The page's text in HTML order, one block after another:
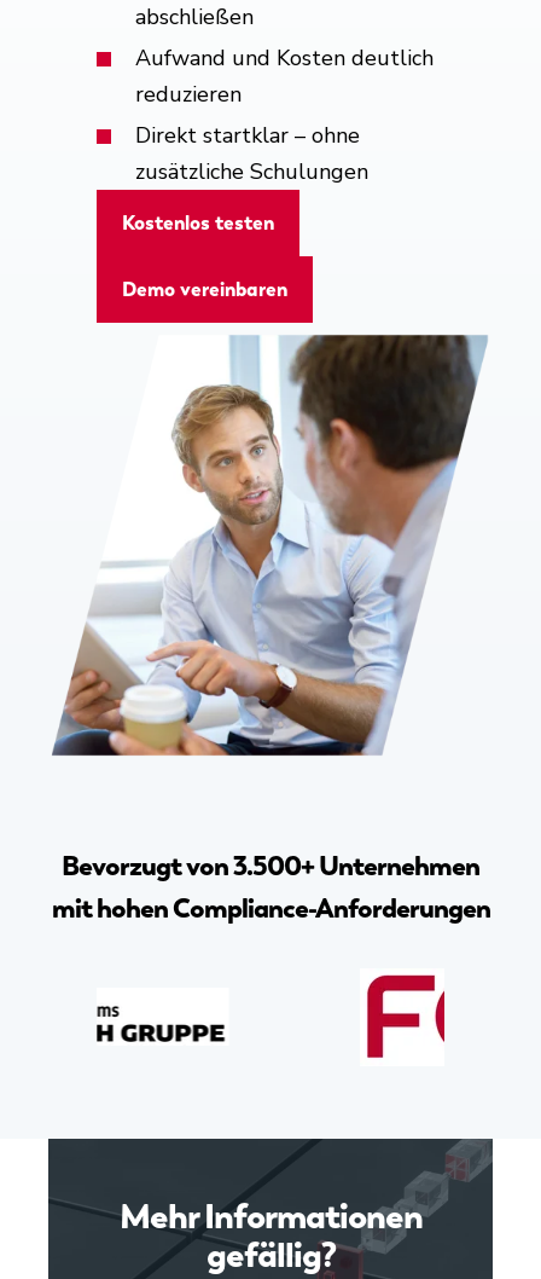
abschließen
Aufwand und Kosten deutlich
reduzieren
Direkt startklar – ohne
zusätzliche Schulungen
Kostenlos testen
Demo vereinbaren
Bevorzugt von 3.500+ Unternehmen
mit hohen Compliance-Anforderungen
Mehr Informationen
gefällig?